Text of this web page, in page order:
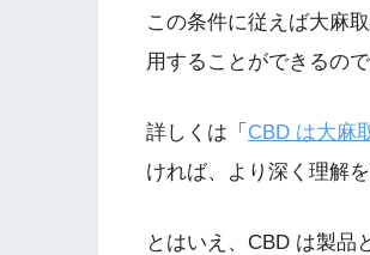
この条件に従えば大麻
用することができるので
詳しくは「 CBD は大麻
ければ、より深く理解
とはいえ、CBD は製品